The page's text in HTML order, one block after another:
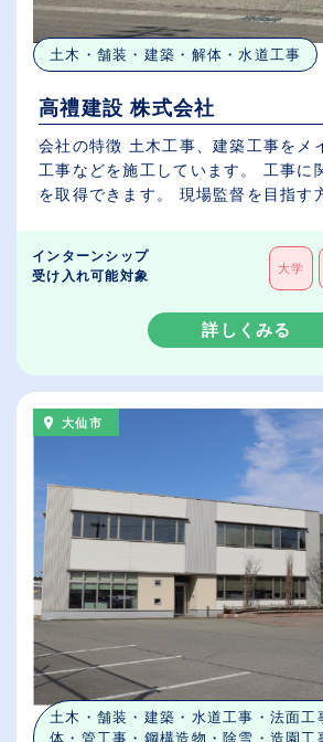
土木・舗装・建築・解体・水道工事
高禮建設 株式会社
会社の特徴 土木工事、建築工事をメ
工事などを施工しています。 工事に
を取得できます。 現場監督を目指す
インターンシップ
受け入れ可能対象
大学
詳しくみる
大仙市
土木・舗装・建築・水道工事・法面工
体・管工事・鋼構造物・除雪・造園工